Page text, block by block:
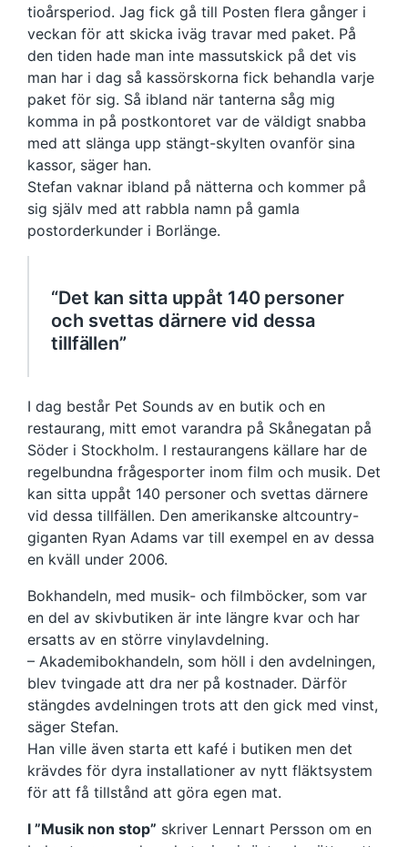
tioårsperiod. Jag fick gå till Posten flera gånger i
veckan för att skicka iväg travar med paket. På
den tiden hade man inte massutskick på det vis
man har i dag så kassörskorna fick behandla varje
paket för sig. Så ibland när tanterna såg mig
komma in på postkontoret var de väldigt snabba
med att slänga upp stängt-skylten ovanför sina
kassor, säger han.
Stefan vaknar ibland på nätterna och kommer på
sig själv med att rabbla namn på gamla
postorderkunder i Borlänge.
“Det kan sitta uppåt 140 personer
och svettas därnere vid dessa
tillfällen”
I dag består Pet Sounds av en butik och en
restaurang, mitt emot varandra på Skånegatan på
Söder i Stockholm. I restaurangens källare har de
regelbundna frågesporter inom film och musik. Det
kan sitta uppåt 140 personer och svettas därnere
vid dessa tillfällen. Den amerikanske altcountry-
giganten Ryan Adams var till exempel en av dessa
en kväll under 2006.
Bokhandeln, med musik- och filmböcker, som var
en del av skivbutiken är inte längre kvar och har
ersatts av en större vinylavdelning.
– Akademibokhandeln, som höll i den avdelningen,
blev tvingade att dra ner på kostnader. Därför
stängdes avdelningen trots att den gick med vinst,
säger Stefan.
Han ville även starta ett kafé i butiken men det
krävdes för dyra installationer av nytt fläktsystem
för att få tillstånd att göra egen mat.
I ”Musik non stop” skriver Lennart Persson om en